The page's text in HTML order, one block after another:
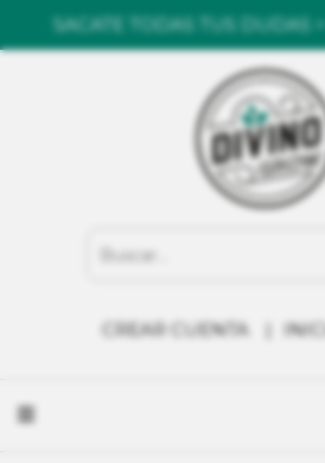
SACATE TODAS TUS DUDAS
CREAR CUENTA